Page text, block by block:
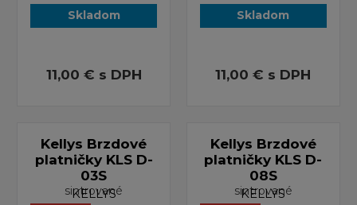
Skladom
11,00 € s DPH
Skladom
11,00 € s DPH
Kellys Brzdové
platničky KLS D-
03S
sintrované
KELLYS
Kellys Brzdové
platničky KLS D-
08S
sintrované
KELLYS